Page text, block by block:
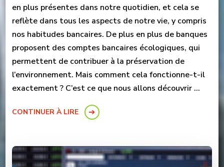
en plus présentes dans notre quotidien, et cela se
reflète dans tous les aspects de notre vie, y compris
nos habitudes bancaires. De plus en plus de banques
proposent des comptes bancaires écologiques, qui
permettent de contribuer à la préservation de
l’environnement. Mais comment cela fonctionne-t-il
exactement ? C’est ce que nous allons découvrir …
CONTINUER À LIRE